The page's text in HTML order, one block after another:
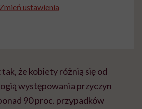
Zmień ustawienia
że kobiety różnią się od
występowania przyczyn
90 proc. przypadków